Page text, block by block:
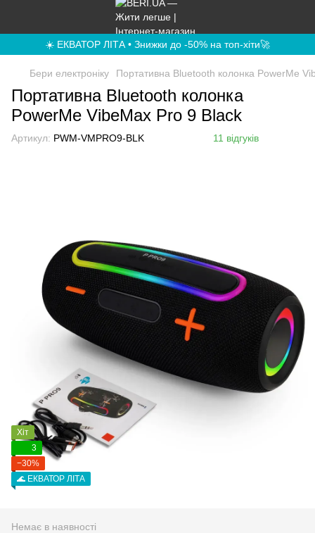
☀️ ЕКВАТОР ЛІТА • Знижки до -50% на топ-хіти🚀
Бери електроніку Портативна Bluetooth колонка PowerMe
Портативна Bluetooth колонка
PowerMe VibeMax Pro 9 Black
Артикул: PWM-VMPRO9-BLK 11 відгуків
Хіт
3
−30%
🌊 ЕКВАТОР ЛІТА
Немає в наявності